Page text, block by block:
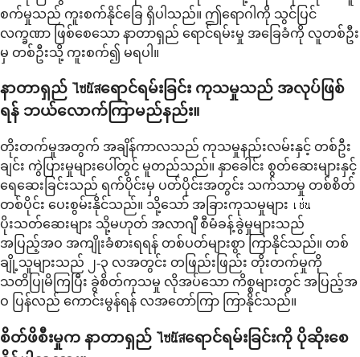
စက်မှုသည် ကူးစက်နိုင်ခြေ ရှိပါသည်။ ဤရောဂါကို သွင်ပြင်
လက္ခဏာ ဖြစ်စေသော နာတာရှည် ရောင်ရမ်းမှု အခြေခံကို လူတစ်ဦး
မှ တစ်ဦးသို့ ကူးစက်၍ မရပါ။
နာတာရှည် ไซนัสရောင်ရမ်းခြင်း ကုသမှုသည် အလုပ်ဖြစ်
ရန် ဘယ်လောက်ကြာမည်နည်း။
တိုးတက်မှုအတွက် အချိန်ကာလသည် ကုသမှုနည်းလမ်းနှင့် တစ်ဦး
ချင်း ကွဲပြားမှုများပေါ်တွင် မူတည်သည်။ နှာခေါင်း စွတ်ဆေးများနှင့်
ရေဆေးခြင်းသည် ရက်ပိုင်းမှ ပတ်ပိုင်းအတွင်း သက်သာမှု တစ်စိတ်
တစ်ပိုင်း ပေးစွမ်းနိုင်သည်။ သို့သော် အခြားကုသမှုများ เช่น
ပိုးသတ်ဆေးများ သို့မဟုတ် အလာဂျီ စီမံခန့်ခွဲမှုများသည်
အပြည့်အဝ အကျိုးခံစားရရန် တစ်ပတ်များစွာ ကြာနိုင်သည်။ တစ်
ချို့သူများသည် ၂-၃ လအတွင်း တဖြည်းဖြည်း တိုးတက်မှုကို
သတိပြုမိကြပြီး ခွဲစိတ်ကုသမှု လိုအပ်သော ကိစ္စများတွင် အပြည့်အ
ဝ ပြန်လည် ကောင်းမွန်ရန် လအတော်ကြာ ကြာနိုင်သည်။
စိတ်ဖိစီးမှုက နာတာရှည် ไซนัสရောင်ရမ်းခြင်းကို ပိုဆိုးစေ